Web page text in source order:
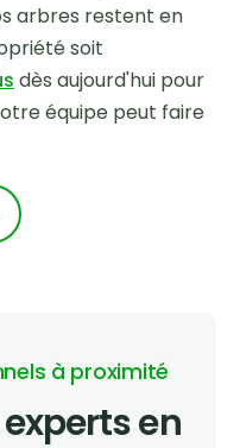
arbres restent en
soit
dès aujourd'hui pour
équipe peut faire
à proximité
en